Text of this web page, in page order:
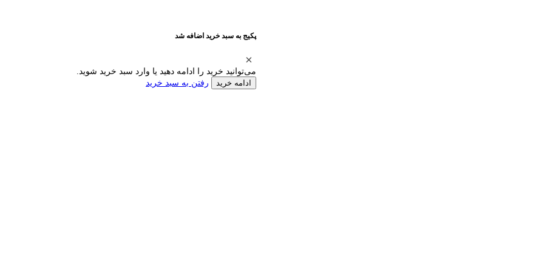
پکیج به سبد خرید اضافه شد
می‌توانید خرید را ادامه دهید یا وارد سبد خرید شوید.
ادامه خرید رفتن به سبد خرید